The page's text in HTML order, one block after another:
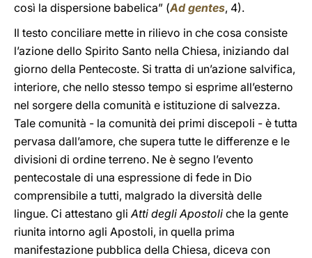
così la dispersione babelica” (Ad gentes, 4).
Il testo conciliare mette in rilievo in che cosa consiste
l’azione dello Spirito Santo nella Chiesa, iniziando dal
giorno della Pentecoste. Si tratta di un’azione salvifica,
interiore, che nello stesso tempo si esprime all’esterno
nel sorgere della comunità e istituzione di salvezza.
Tale comunità - la comunità dei primi discepoli - è tutta
pervasa dall’amore, che supera tutte le differenze e le
divisioni di ordine terreno. Ne è segno l’evento
pentecostale di una espressione di fede in Dio
comprensibile a tutti, malgrado la diversità delle
lingue. Ci attestano gliAtti degli Apostoli che la gente
riunita intorno agli Apostoli, in quella prima
manifestazione pubblica della Chiesa, diceva con